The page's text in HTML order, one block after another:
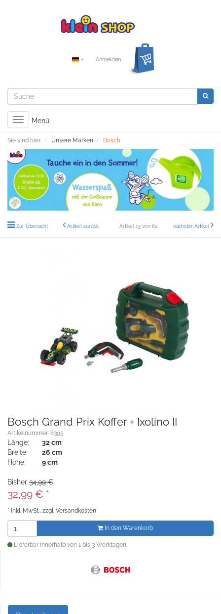
Anmelden
Toggle
navigation
Menü
Sie sind hier: Unsere Marken Bosch
Zur Übersicht Artikel zurück Artikel 19 von 62 nächster Artikel
Bosch Grand Prix Koffer + Ixolino II
Artikelnummer: 8395
Länge:
32 cm
Breite:
26 cm
Höhe:
9 cm
Bisher 34,99 €
32,99 € *
* inkl. MwSt., zzgl. Versandkosten
In den Warenkorb
Lieferbar innerhalb von 1 bis 3 Werktagen.